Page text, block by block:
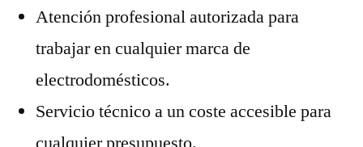
Atención profesional autorizada para
trabajar en cualquier marca de
electrodomésticos.
Servicio técnico a un coste accesible para